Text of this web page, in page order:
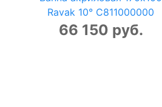
Ravak 10° C811000000
66 150 руб.